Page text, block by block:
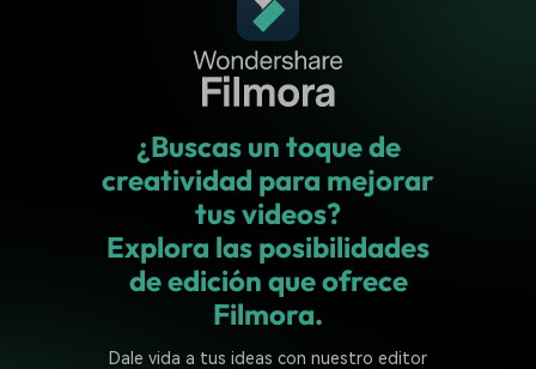
¿Buscas un toque de
creatividad para mejorar
tus videos?
Explora las posibilidades
de edición que ofrece
Filmora.
Dale vida a tus ideas con nuestro editor